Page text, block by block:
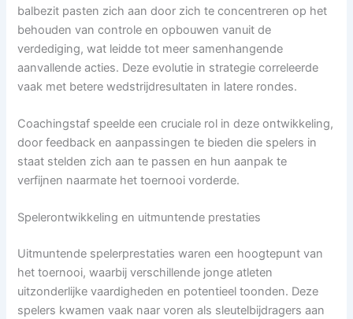
balbezit pasten zich aan door zich te concentreren op het
behouden van controle en opbouwen vanuit de
verdediging, wat leidde tot meer samenhangende
aanvallende acties. Deze evolutie in strategie correleerde
vaak met betere wedstrijdresultaten in latere rondes.
Coachingstaf speelde een cruciale rol in deze ontwikkeling,
door feedback en aanpassingen te bieden die spelers in
staat stelden zich aan te passen en hun aanpak te
verfijnen naarmate het toernooi vorderde.
Spelerontwikkeling en uitmuntende prestaties
Uitmuntende spelerprestaties waren een hoogtepunt van
het toernooi, waarbij verschillende jonge atleten
uitzonderlijke vaardigheden en potentieel toonden. Deze
spelers kwamen vaak naar voren als sleutelbijdragers aan